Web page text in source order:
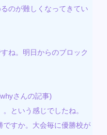
のが難しくなってきてい
ね。明日からのブロック
さんの記事)
という感じでしたね。
ですか。大会毎に優勝校が